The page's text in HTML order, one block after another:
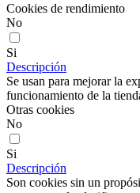
Cookies de rendimiento
No
Si
Descripción
Se usan para mejorar la
funcionamiento de la
Otras cookies
No
Si
Descripción
Son cookies sin un